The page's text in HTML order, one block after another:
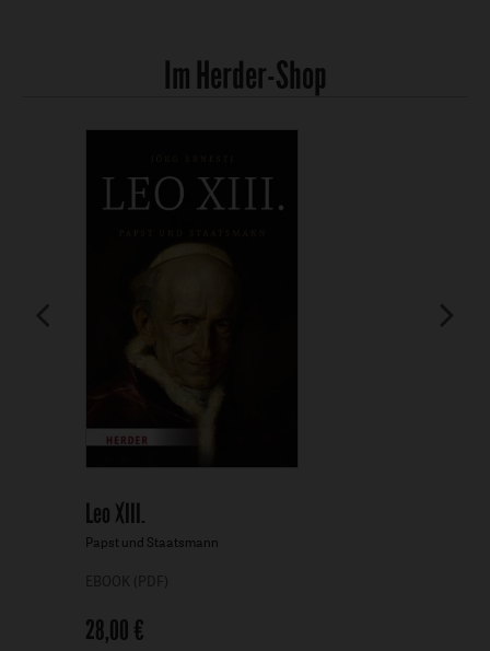
Im Herder-Shop
Leo XIII.
-Papst und Staatsmann
28,00 €